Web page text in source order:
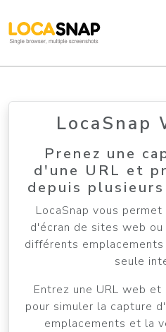
LocaSnap
Prenez une
d'une URL et
depuis
LocaSnap vous
d'écran de sites web
différents
seule
Entrez une URL web
pour simuler la capture
emplacements et la